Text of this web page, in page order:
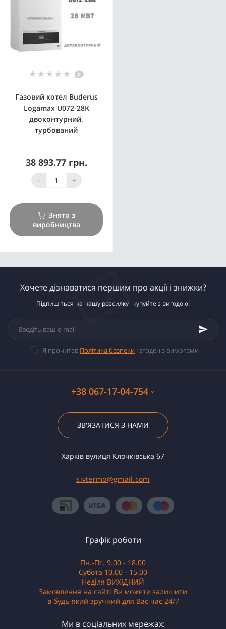
0
Газовий котел Buderus
Logamax U072-28K
двоконтурний,
турбований
38 893.77 грн.
- +
Знято з
виробництва
Хочете дізнаватися першим про акції і знижки?
Підпишіться на нашу розсилку і купуйте з вигодою!
Я прочитав Політика безпеки і згоден з вимогами
+38 067-17-04-754
ЗВ'ЯЗАТИСЯ З НАМИ
Харків вулиця Клочківська 67
sivtermo@gmail.com
Графік роботи
Пн.-Пт. 9.00 - 18.00
Субота 10.00 - 15.00
Неділя ВИХІДНИЙ
Замовлення на сайті Ви можете залишити
в будь-який зручний для Вас час 24/7
Ми в соціальних мережах: